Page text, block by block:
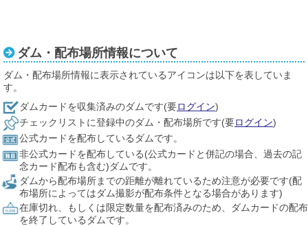
ダム・配布場所情報について
ダム・配布場所情報に表示されているアイコンは以下を表していま
す。
ダムカードを収集済みのダムです(要ログイン)
チェックリストに登録中のダム・配布場所です(要ログイン)
公式カードを配布しているダムです。
非公式カードを配布している(公式カードと併記の場合、過去の記
念カード配布も含む)ダムです。
ダムから配布場所までの距離が離れているため注意が必要です(配
布場所によってはダム撮影が配布条件となる場合があります)
在庫切れ、もしくは限定数量を配布済みのため、ダムカードの配布
を終了しているダムです。